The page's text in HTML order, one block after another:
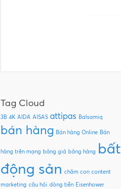
Tag Cloud
3B 4K AIDA AISAS attipas Balsamiq
bán hàng Bán hàng Online Bán
hàng trên mạng bảng giá bảng hàng bất
động sản chăm con content
marketing câu hỏi dòng tiền Eisenhower